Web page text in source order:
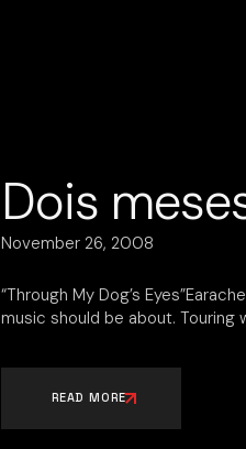
Dois
November 26, 2008
“Through My Dog’s
music should be about. Touring
READ MORE